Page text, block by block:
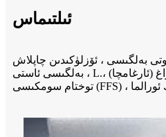
ئىلتىماس
بەلگىسى ، ئۆزلۈكىدىن چاپلاش
بەلگىسى ئاستى ، L.(ئارغامچا) ،